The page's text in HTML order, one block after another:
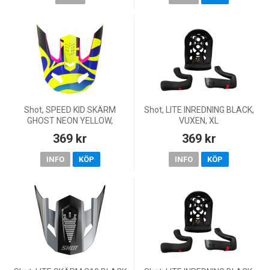
Shot, SPEED KID SKÄRM
GHOST NEON YELLOW,
369 kr
INFO KÖP
Shot, LITE INREDNING BLACK,
VUXEN, XL
369 kr
INFO KÖP